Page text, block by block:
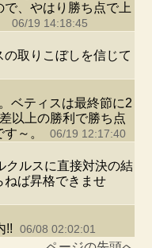
、やはり勝ち点で上
06/19 14:18:45
取りこぼしを信じて
ベティスは最終節に2
以上の勝利で勝ち点
～。
06/19 12:17:40
クルスに直接対決の結
ねば昇格できませ
!! 06/08 02:02:01